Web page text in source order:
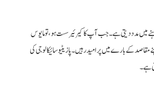
میں مدد دیتی ہے۔ جب آپ کا کیرئیر سست ہو، تو مایوس
کے بارے میں پر امید رہیں۔ پازیٹیو سائیکالوجی کی
ہے۔